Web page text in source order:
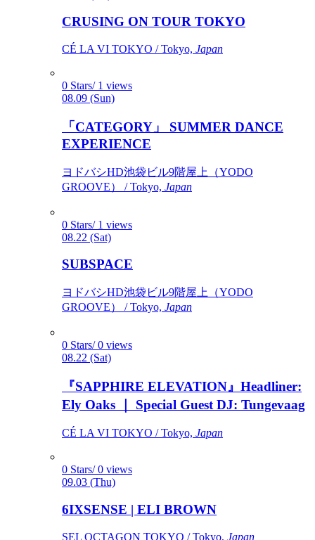
CRUSING ON TOUR TOKYO
CÉ LA VI TOKYO / Tokyo, Japan
0 Stars/ 1 views
08.09 (Sun)
「CATEGORY」 SUMMER DANCE
EXPERIENCE
ヨドバシHD池袋ビル9階屋上（YODO
GROOVE） / Tokyo, Japan
0 Stars/ 1 views
08.22 (Sat)
SUBSPACE
ヨドバシHD池袋ビル9階屋上（YODO
GROOVE） / Tokyo, Japan
0 Stars/ 0 views
08.22 (Sat)
『SAPPHIRE ELEVATION』Headliner:
Ely Oaks ｜ Special Guest DJ: Tungevaag
CÉ LA VI TOKYO / Tokyo, Japan
0 Stars/ 0 views
09.03 (Thu)
6IXSENSE | ELI BROWN
SEL OCTAGON TOKYO / Tokyo, Japan